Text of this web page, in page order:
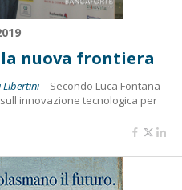
nuova frontiera
Libertini - Secondo Luca Fontana
tecnologica per